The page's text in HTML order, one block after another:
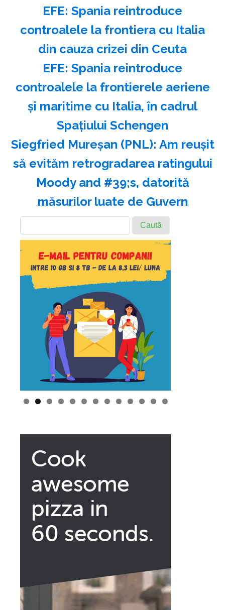
EFE: Spania reintroduce
controalele la frontiera cu Italia
din cauza crizei din Ceuta
EFE: Spania reintroduce
controalele la frontierele aeriene
şi maritime cu Italia, în cadrul
Spaţiului Schengen
Siegfried Mureşan (PNL): Am reuşit
să evităm retrogradarea ratingului
Moody and #39;s, datorită
măsurilor luate de Guvern